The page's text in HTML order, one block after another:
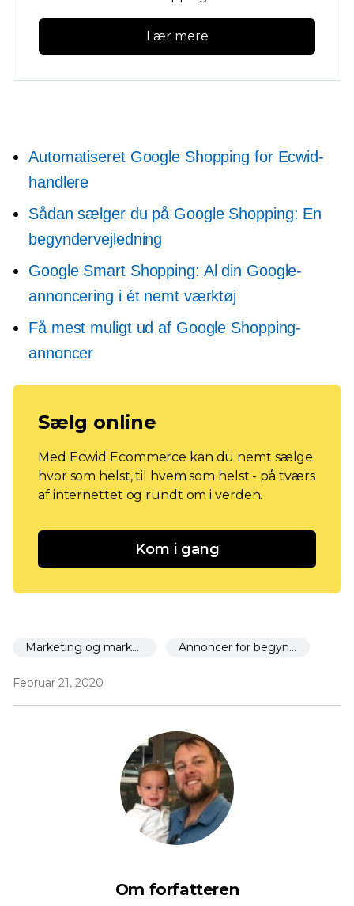
Lær mere
Automatiseret Google Shopping for Ecwid-
handlere
Sådan sælger du på Google Shopping: En
begyndervejledning
Google Smart Shopping: Al din Google-
annoncering i ét nemt værktøj
Få mest muligt ud af Google Shopping-
annoncer
Sælg online
Med Ecwid Ecommerce kan du nemt sælge
hvor som helst, til hvem som helst - på tværs
af internettet og rundt om i verden.
Kom i gang
Marketing og markedsføring Annoncer for begyndere
Februar 21, 2020
Om forfatteren